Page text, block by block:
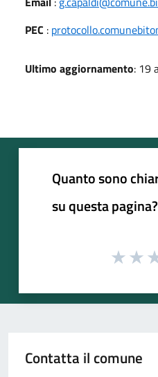
PEC :
Ultimo aggiornamento: 19
Quanto sono
su questa pagina?
Contatta il comune